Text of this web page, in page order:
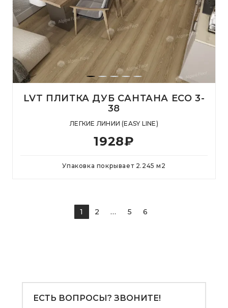
LVT ПЛИТКА ДУБ САНТАНА ЕСО 3-
38
ЛЕГКИЕ ЛИНИИ (EASY LINE)
1928₽
Упаковка покрывает 2.245 м 2
1 2 ... 5 6
ЕСТЬ ВОПРОСЫ? ЗВОНИТЕ!